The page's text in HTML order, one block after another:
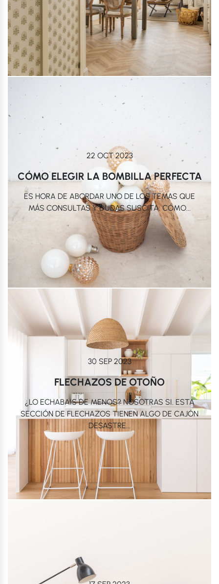
22 OCT 2023
CÓMO ELEGIR LA BOMBILLA PERFECTA
ES HORA DE ABORDAR UNO DE LOS TEMAS QUE
MÁS CONSULTAS Y DUDAS SUSCITA: CÓMO...
30 SEP 2023
FLECHAZOS DE OTOÑO
¿LO ECHABAIS DE MENOS? NOSOTRAS SI. ESTA
SECCIÓN DE FLECHAZOS TIENEN ALGO DE CAJÓN
DESASTRE...